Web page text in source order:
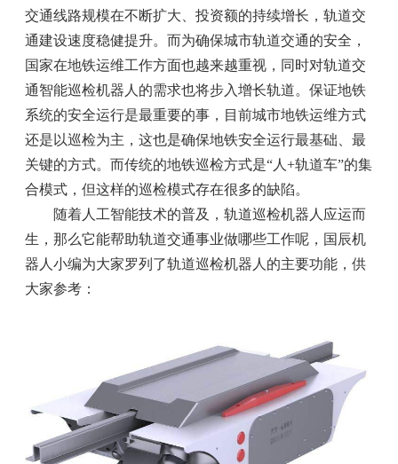
交通线路规模在不断扩大、投资额的持续增长，轨道交
通建设速度稳健提升。而为确保城市轨道交通的安全，
国家在地铁运维工作方面也越来越重视，同时对轨道交
通智能巡检机器人的需求也将步入增长轨道。保证地铁
系统的安全运行是最重要的事，目前城市地铁运维方式
还是以巡检为主，这也是确保地铁安全运行最基础、最
关键的方式。而传统的地铁巡检方式是“人+轨道车”的集
合模式，但这样的巡检模式存在很多的缺陷。
随着人工智能技术的普及，轨道巡检机器人应运而
生，那么它能帮助轨道交通事业做哪些工作呢，国辰机
器人小编为大家罗列了轨道巡检机器人的主要功能，供
大家参考：